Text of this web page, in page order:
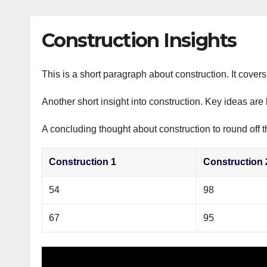
Construction Insights
This is a short paragraph about construction. It
Another short insight into construction. Key ideas
A concluding thought about construction to round off
Construction 1 Construction
54 98
67 95